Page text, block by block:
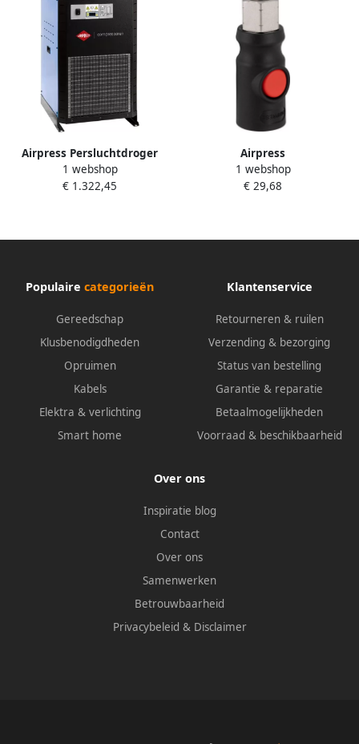
Airpress Persluchtdroger
RDO 35 3 4" 585 l min
3900035
1 webshop
€ 1.322,45
Airpress
Veiligheidskoppeling Type
Euro 3 8” binnendraad
1 webshop
€ 29,68
Populaire categorieën
Gereedschap
Klusbenodigdheden
Opruimen
Kabels
Elektra & verlichting
Smart home
Klantenservice
Retourneren & ruilen
Verzending & bezorging
Status van bestelling
Garantie & reparatie
Betaalmogelijkheden
Voorraad & beschikbaarheid
Over ons
Inspiratie blog
Contact
Over ons
Samenwerken
Betrouwbaarheid
Privacybeleid & Disclaimer